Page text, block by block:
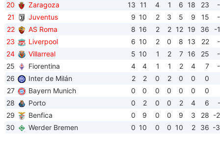
20
Zaragoza 13 11 4 1 6 18 23
21
Juventus 9 10 2 3 5 9 15
22
AS Roma 8 16 2 2 12 19 36
-
23
Liverpool 6 10 2 0 8 13 22
24
Villarreal 5 10 1 2 7 16 25
25
Fiorentina 4 4 1 1 2 4 7
26
Inter de Milán 2 2 0 2 0 0
0
27
Bayern Munich 0 0 0 0 0 0
0
28
Porto 0 2 0 0 2 4 6
29
Benfica 0 9 0 0 9 3 28 -
30
Werder Bremen 0 10 0 0 10 2 36 -